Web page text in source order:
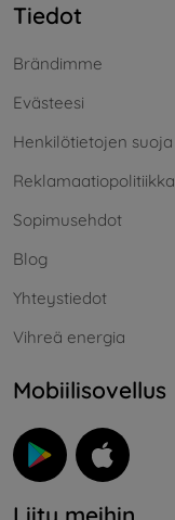
Tiedot
Brändimme
Evästeesi
Henkilötietojen suoja
Reklamaatiopolitiikka
Sopimusehdot
Blog
Yhteystiedot
Vihreä energia
Mobiilisovellus
Liity meihin